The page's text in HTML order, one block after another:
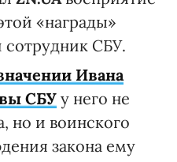
«награды»
сотрудник СБУ.
Ивана
СБУу него не
но и воинского
закона ему